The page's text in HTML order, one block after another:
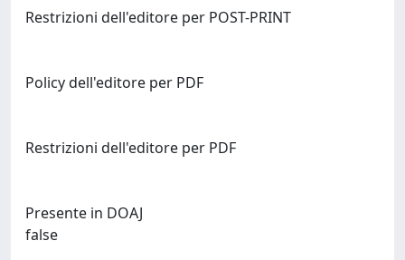
Restrizioni dell'editore per POST-PRINT
Policy dell'editore per PDF
Restrizioni dell'editore per PDF
Presente in DOAJ